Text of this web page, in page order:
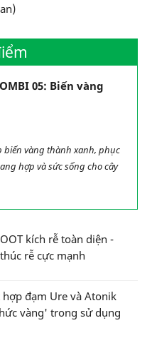
05: Biến vàng
biến vàng thành xanh, phục
hợp và sức sống cho cây
kích rễ toàn diện -
rễ cực mạnh
đạm Ure và Atonik
vàng' trong sử dụng